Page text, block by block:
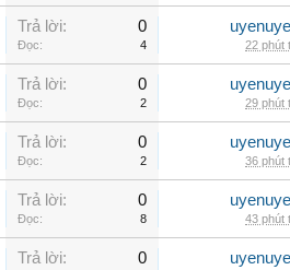
Trả lời: 0
Đọc: 4 22 phút
Trả lời: 0
Đọc: 2 29 phút
Trả lời: 0
Đọc: 2 36 phút
Trả lời: 0
Đọc: 8 43 phút
Trả lời: 0